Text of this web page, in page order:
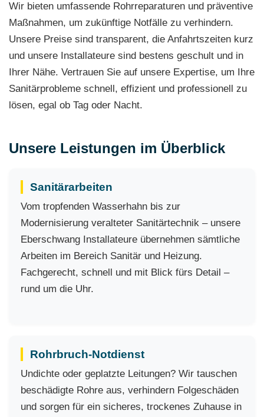
Wir bieten umfassende Rohrreparaturen und präventive
Maßnahmen, um zukünftige Notfälle zu verhindern.
Unsere Preise sind transparent, die Anfahrtszeiten kurz
und unsere Installateure sind bestens geschult und in
Ihrer Nähe. Vertrauen Sie auf unsere Expertise, um Ihre
Sanitärprobleme schnell, effizient und professionell zu
lösen, egal ob Tag oder Nacht.
Unsere Leistungen im Überblick
Sanitärarbeiten
Vom tropfenden Wasserhahn bis zur
Modernisierung veralteter Sanitärtechnik – unsere
Eberschwang Installateure übernehmen sämtliche
Arbeiten im Bereich Sanitär und Heizung.
Fachgerecht, schnell und mit Blick fürs Detail –
rund um die Uhr.
Rohrbruch-Notdienst
Undichte oder geplatzte Leitungen? Wir tauschen
beschädigte Rohre aus, verhindern Folgeschäden
und sorgen für ein sicheres, trockenes Zuhause in